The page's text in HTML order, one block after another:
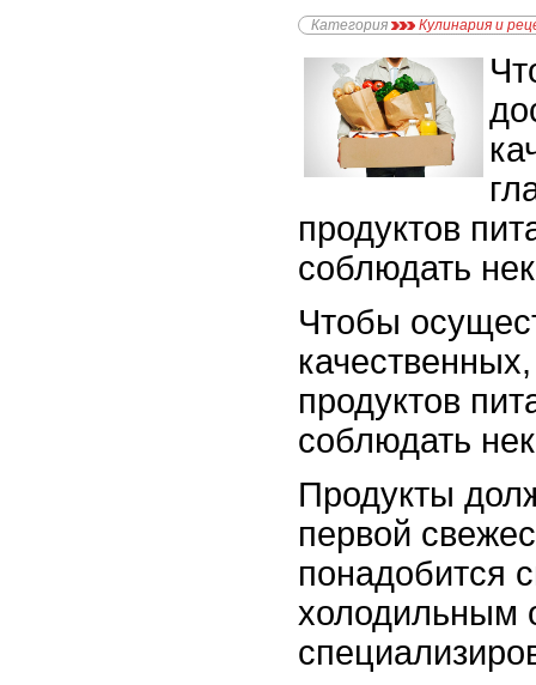
Категория Кулинария и
продуктов
соблюдать
Чтобы
продуктов
соблюдать
Продукты
первой
понадобится
холодильным